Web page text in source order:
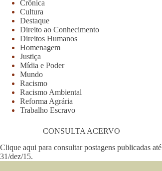
Crônica
Cultura
Destaque
Direito ao Conhecimento
Direitos Humanos
Homenagem
Justiça
Mídia e Poder
Mundo
Racismo
Racismo Ambiental
Reforma Agrária
Trabalho Escravo
CONSULTA ACERVO
Clique aqui para consultar postagens publicadas até
31/dez/15.